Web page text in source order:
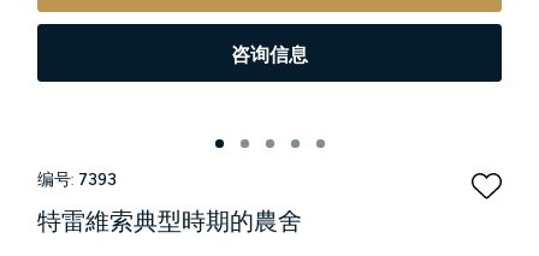
咨询信息
编号: 7393
特雷維索典型時期的農舍